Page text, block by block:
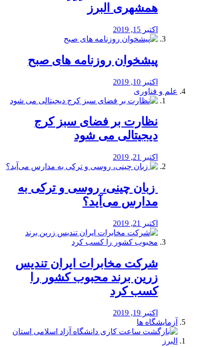
همشهری البرز
اکتبر 15, 2019
پیشخوان روزنامه های صبح
اکتبر 10, 2019
علم و فناوری
نظارت بر فضای سبز کرج
دیجیتالی می شود
اکتبر 21, 2019
️ زبان چینی، روسی و ترکی به
مدارس می‌آید؟
اکتبر 21, 2019
شرکت مخابرات ایران تندیس
زرین برند محبوب کشور را
کسب کرد
اکتبر 19, 2019
آزمایشگاه ها